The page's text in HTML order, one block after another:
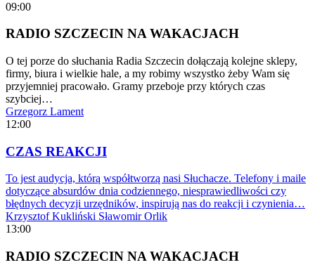
09:00
RADIO SZCZECIN NA WAKACJACH
O tej porze do słuchania Radia Szczecin dołączają kolejne sklepy,
firmy, biura i wielkie hale, a my robimy wszystko żeby Wam się
przyjemniej pracowało. Gramy przeboje przy których czas
szybciej…
Grzegorz Lament
12:00
CZAS REAKCJI
To jest audycja, którą współtworzą nasi Słuchacze. Telefony i maile
dotyczące absurdów dnia codziennego, niesprawiedliwości czy
błędnych decyzji urzędników, inspirują nas do reakcji i czynienia…
Krzysztof Kukliński Sławomir Orlik
13:00
RADIO SZCZECIN NA WAKACJACH